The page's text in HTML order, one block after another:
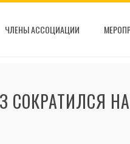
ЧЛЕНЫ АССОЦИАЦИИ
СОКРАТИЛСЯ НА